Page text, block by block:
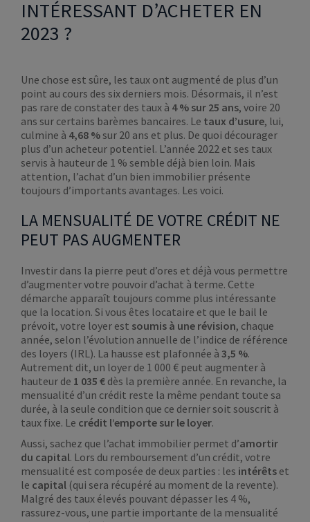
INTÉRESSANT D’ACHETER EN
2023 ?
Une chose est sûre, les taux ont augmenté de plus d’un
point au cours des six derniers mois. Désormais, il n’est
pas rare de constater des taux à 4 % sur 25 ans, voire 20
ans sur certains barèmes bancaires. Le taux d’usure, lui,
culmine à 4,68 %sur 20 ans et plus. De quoi décourager
plus d’un acheteur potentiel. L’année 2022 et ses taux
servis à hauteur de 1 % semble déjà bien loin. Mais
attention, l’achat d’un bien immobilier présente
toujours d’importants avantages. Les voici.
LA MENSUALITÉ DE VOTRE CRÉDIT NE
PEUT PAS AUGMENTER
Investir dans la pierre peut d’ores et déjà vous permettre
d’augmenter votre pouvoir d’achat à terme. Cette
démarche apparaît toujours comme plus intéressante
que la location. Si vous êtes locataire et que le bail le
prévoit, votre loyer est soumis à une révision, chaque
année, selon l’évolution annuelle de l’indice de référence
des loyers (IRL). La hausse est plafonnée à 3,5 %.
Autrement dit, un loyer de 1 000 € peut augmenter à
hauteur de 1 035 € dès la première année. En revanche, la
mensualité d’un crédit reste la même pendant toute sa
durée, à la seule condition que ce dernier soit souscrit à
taux fixe. Le crédit l’emporte sur le loyer.
Aussi, sachez que l’achat immobilier permet d’amortir
du capital. Lors du remboursement d’un crédit, votre
mensualité est composée de deux parties : les intérêts et
le capital (qui sera récupéré au moment de la revente).
Malgré des taux élevés pouvant dépasser les 4 %,
rassurez-vous, une partie importante de la mensualité